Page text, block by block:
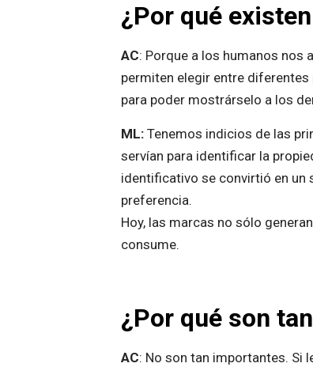
¿Por qué
AC: Porque a los humanos nos
permiten elegir entre
para poder mostrárselo a los
ML: Tenemos indicios de las
servían para identificar la
identificativo se convirtió en un
preferencia.
Hoy, las marcas no sólo
consume.
¿Por qué son
AC: No son tan importantes. Si